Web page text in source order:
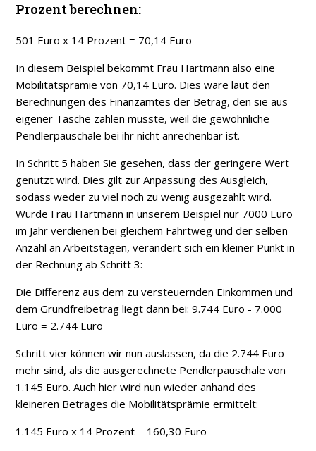
Prozent berechnen:
501 Euro x 14 Prozent = 70,14 Euro
In diesem Beispiel bekommt Frau Hartmann also eine
Mobilitätsprämie von 70,14 Euro. Dies wäre laut den
Berechnungen des Finanzamtes der Betrag, den sie aus
eigener Tasche zahlen müsste, weil die gewöhnliche
Pendlerpauschale bei ihr nicht anrechenbar ist.
In Schritt 5 haben Sie gesehen, dass der geringere Wert
genutzt wird. Dies gilt zur Anpassung des Ausgleich,
sodass weder zu viel noch zu wenig ausgezahlt wird.
Würde Frau Hartmann in unserem Beispiel nur 7000 Euro
im Jahr verdienen bei gleichem Fahrtweg und der selben
Anzahl an Arbeitstagen, verändert sich ein kleiner Punkt in
der Rechnung ab Schritt 3:
Die Differenz aus dem zu versteuernden Einkommen und
dem Grundfreibetrag liegt dann bei: 9.744 Euro - 7.000
Euro = 2.744 Euro
Schritt vier können wir nun auslassen, da die 2.744 Euro
mehr sind, als die ausgerechnete Pendlerpauschale von
1.145 Euro. Auch hier wird nun wieder anhand des
kleineren Betrages die Mobilitätsprämie ermittelt:
1.145 Euro x 14 Prozent = 160,30 Euro